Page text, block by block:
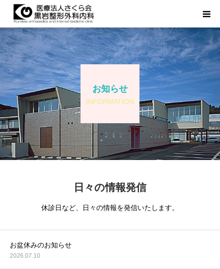
お知らせ
INFORMATION
日々の情報発信
休診日など、日々の情報を発信いたします。
お盆休みのお知らせ
2026.07.10
TOPページ
診療科目
医院紹介
お知らせ等
アクセス